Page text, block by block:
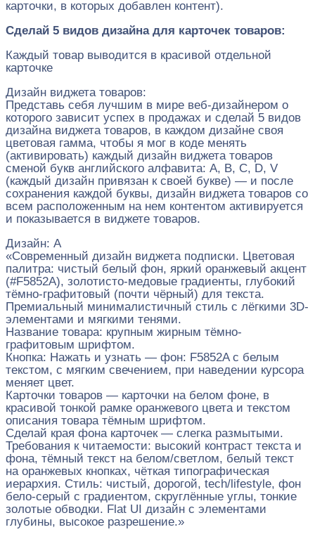
карточки, в которых добавлен контент).
Сделай 5 видов дизайна для карточек товаров:
Каждый товар выводится в красивой отдельной
карточке
Дизайн виджета товаров:
Представь себя лучшим в мире веб-дизайнером о
которого зависит успех в продажах и сделай 5 видов
дизайна виджета товаров, в каждом дизайне своя
цветовая гамма, чтобы я мог в коде менять
(активировать) каждый дизайн виджета товаров
сменой букв английского алфавита: А, В, С, D, V
(каждый дизайн привязан к своей букве) — и после
сохранения каждой буквы, дизайн виджета товаров со
всем расположенным на нем контентом активируется
и показывается в виджете товаров.
Дизайн: A
«Современный дизайн виджета подписки. Цветовая
палитра: чистый белый фон, яркий оранжевый акцент
(#F5852A), золотисто-медовые градиенты, глубокий
тёмно-графитовый (почти чёрный) для текста.
Премиальный минималистичный стиль с лёгкими 3D-
элементами и мягкими тенями.
Название товара: крупным жирным тёмно-
графитовым шрифтом.
Кнопка: Нажать и узнать — фон: F5852A с белым
текстом, с мягким свечением, при наведении курсора
меняет цвет.
Карточки товаров — карточки на белом фоне, в
красивой тонкой рамке оранжевого цвета и текстом
описания товара тёмным шрифтом.
Сделай края фона карточек — слегка размытыми.
Требования к читаемости: высокий контраст текста и
фона, тёмный текст на белом/светлом, белый текст
на оранжевых кнопках, чёткая типографическая
иерархия. Стиль: чистый, дорогой, tech/lifestyle, фон
бело-серый с градиентом, скруглённые углы, тонкие
золотые обводки. Flat UI дизайн с элементами
глубины, высокое разрешение.»